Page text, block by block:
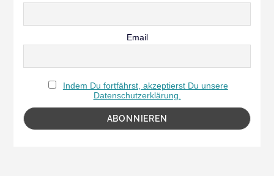
Email
Indem Du fortfährst, akzeptierst Du unsere
Datenschutzerklärung.